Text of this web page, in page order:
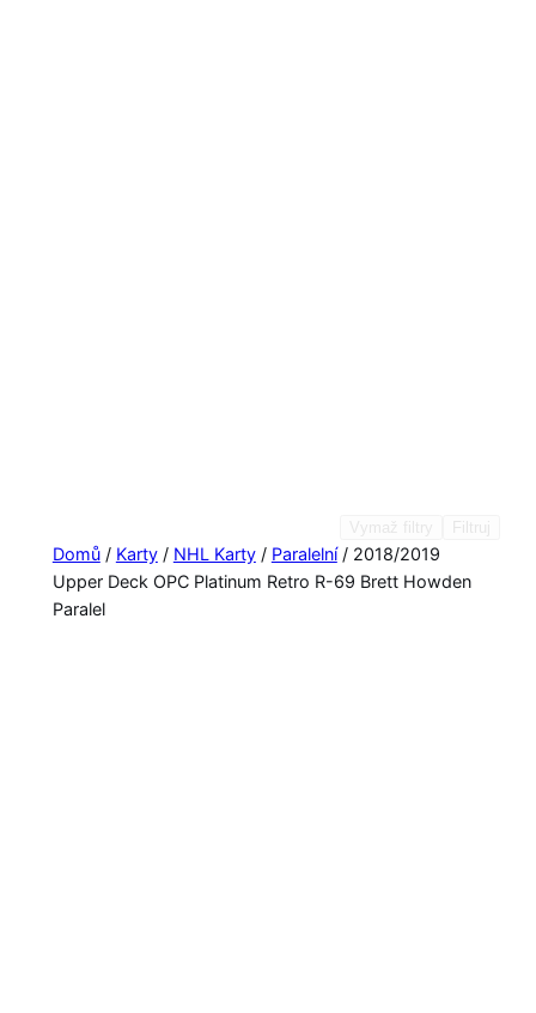
Domů/ Karty/ NHL Karty/ Paralelní/ 2018/2019
Upper Deck OPC Platinum Retro R-69 Brett Howden
Paralel